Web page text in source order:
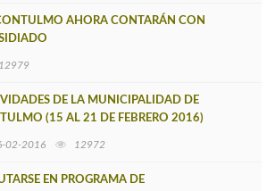
AHORA CONTARÁN CON
12979
DE LA MUNICIPALIDAD DE
(15 AL 21 DE FEBRERO 2016)
02-2016 12972
EN PROGRAMA DE